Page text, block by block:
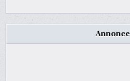
Annonce